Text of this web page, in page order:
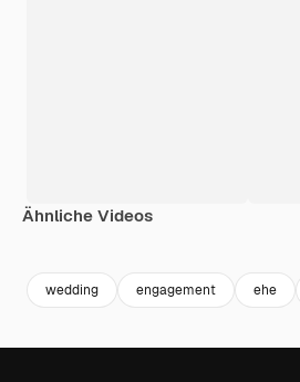
Ähnliche Videos
wedding engagement ehe